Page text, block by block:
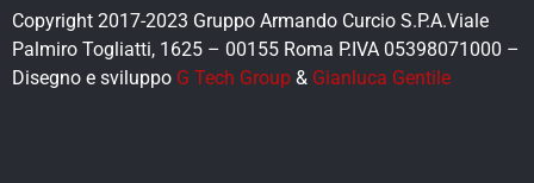
Copyright 2017-2023 Gruppo Armando Curcio S.P.A.Viale
Palmiro Togliatti, 1625 – 00155 Roma P.IVA 05398071000 –
Disegno e sviluppo G Tech Group & Gianluca Gentile